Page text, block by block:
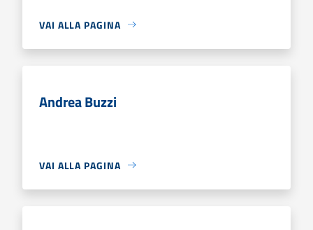
VAI ALLA PAGINA
Andrea Buzzi
VAI ALLA PAGINA